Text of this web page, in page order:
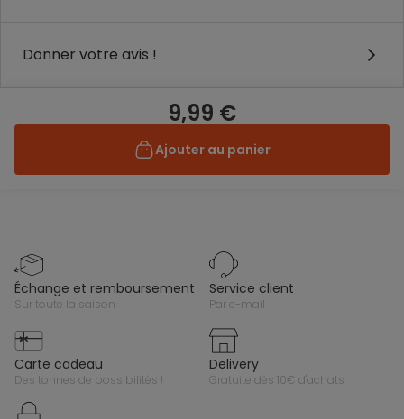
Donner votre avis !
9,99 €
Ajouter au panier
échange et remboursement
sur toute la saison
service client
par e-mail
carte cadeau
des tonnes de possibilités !
delivery
gratuite dès 10€ d'achats